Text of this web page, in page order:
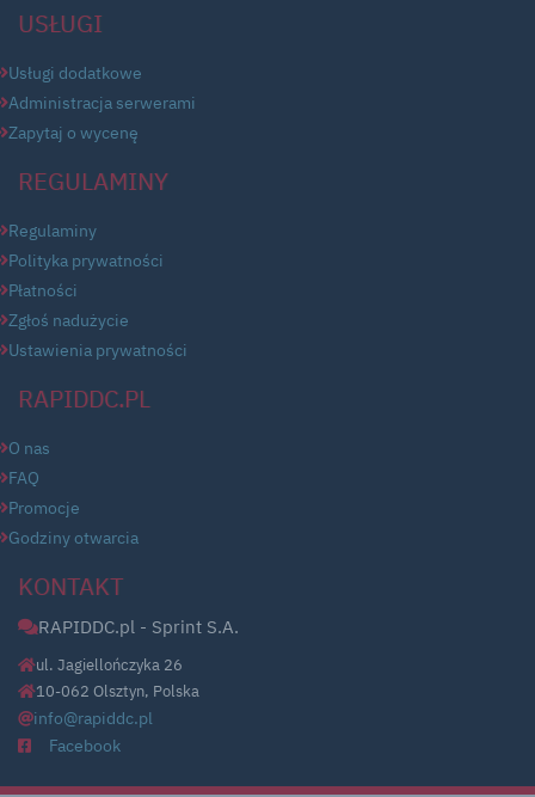
USŁUGI
Usługi dodatkowe
Administracja serwerami
Zapytaj o wycenę
REGULAMINY
Regulaminy
Polityka prywatności
Płatności
Zgłoś nadużycie
Ustawienia prywatności
RAPIDDC.PL
O nas
FAQ
Promocje
Godziny otwarcia
KONTAKT
RAPIDDC.pl - Sprint S.A.
ul. Jagiellończyka 26
10-062 Olsztyn, Polska
info@rapiddc.pl
Facebook